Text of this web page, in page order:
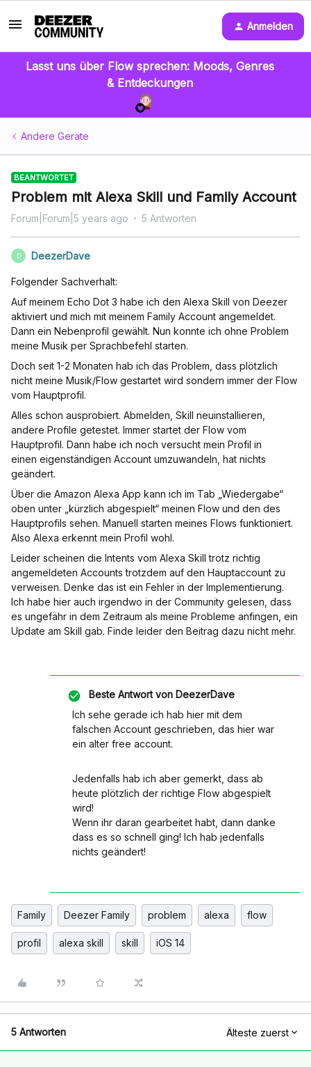
Anmelden
Lasst uns über Flow sprechen: Moods, Genres
& Entdeckungen
Andere Geräte
BEANTWORTET
Problem mit Alexa Skill und Family Account
Forum|Forum|5 years ago 5 Antworten
D DeezerDave
Folgender Sachverhalt:
Auf meinem Echo Dot 3 habe ich den Alexa Skill von Deezer
aktiviert und mich mit meinem Family Account angemeldet.
Dann ein Nebenprofil gewählt. Nun konnte ich ohne Problem
meine Musik per Sprachbefehl starten.
Doch seit 1-2 Monaten hab ich das Problem, dass plötzlich
nicht meine Musik/Flow gestartet wird sondern immer der Flow
vom Hauptprofil.
Alles schon ausprobiert. Abmelden, Skill neuinstallieren,
andere Profile getestet. Immer startet der Flow vom
Hauptprofil. Dann habe ich noch versucht mein Profil in
einen eigenständigen Account umzuwandeln, hat nichts
geändert.
Über die Amazon Alexa App kann ich im Tab „Wiedergabe“
oben unter „kürzlich abgespielt“ meinen Flow und den des
Hauptprofils sehen. Manuell starten meines Flows funktioniert.
Also Alexa erkennt mein Profil wohl.
Leider scheinen die Intents vom Alexa Skill trotz richtig
angemeldeten Accounts trotzdem auf den Hauptaccount zu
verweisen. Denke das ist ein Fehler in der Implementierung.
Ich habe hier auch irgendwo in der Community gelesen, dass
es ungefähr in dem Zeitraum als meine Probleme anfingen, ein
Update am Skill gab. Finde leider den Beitrag dazu nicht mehr.
Beste Antwort von DeezerDave
Ich sehe gerade ich hab hier mit dem
falschen Account geschrieben, das hier war
ein alter free account.
Jedenfalls hab ich aber gemerkt, dass ab
heute plötzlich der richtige Flow abgespielt
wird!
Wenn ihr daran gearbeitet habt, dann danke
dass es so schnell ging! Ich hab jedenfalls
nichts geändert!
Family Deezer Family problem alexa flow
profil alexa skill skill iOS 14
5 Antworten Älteste zuerst